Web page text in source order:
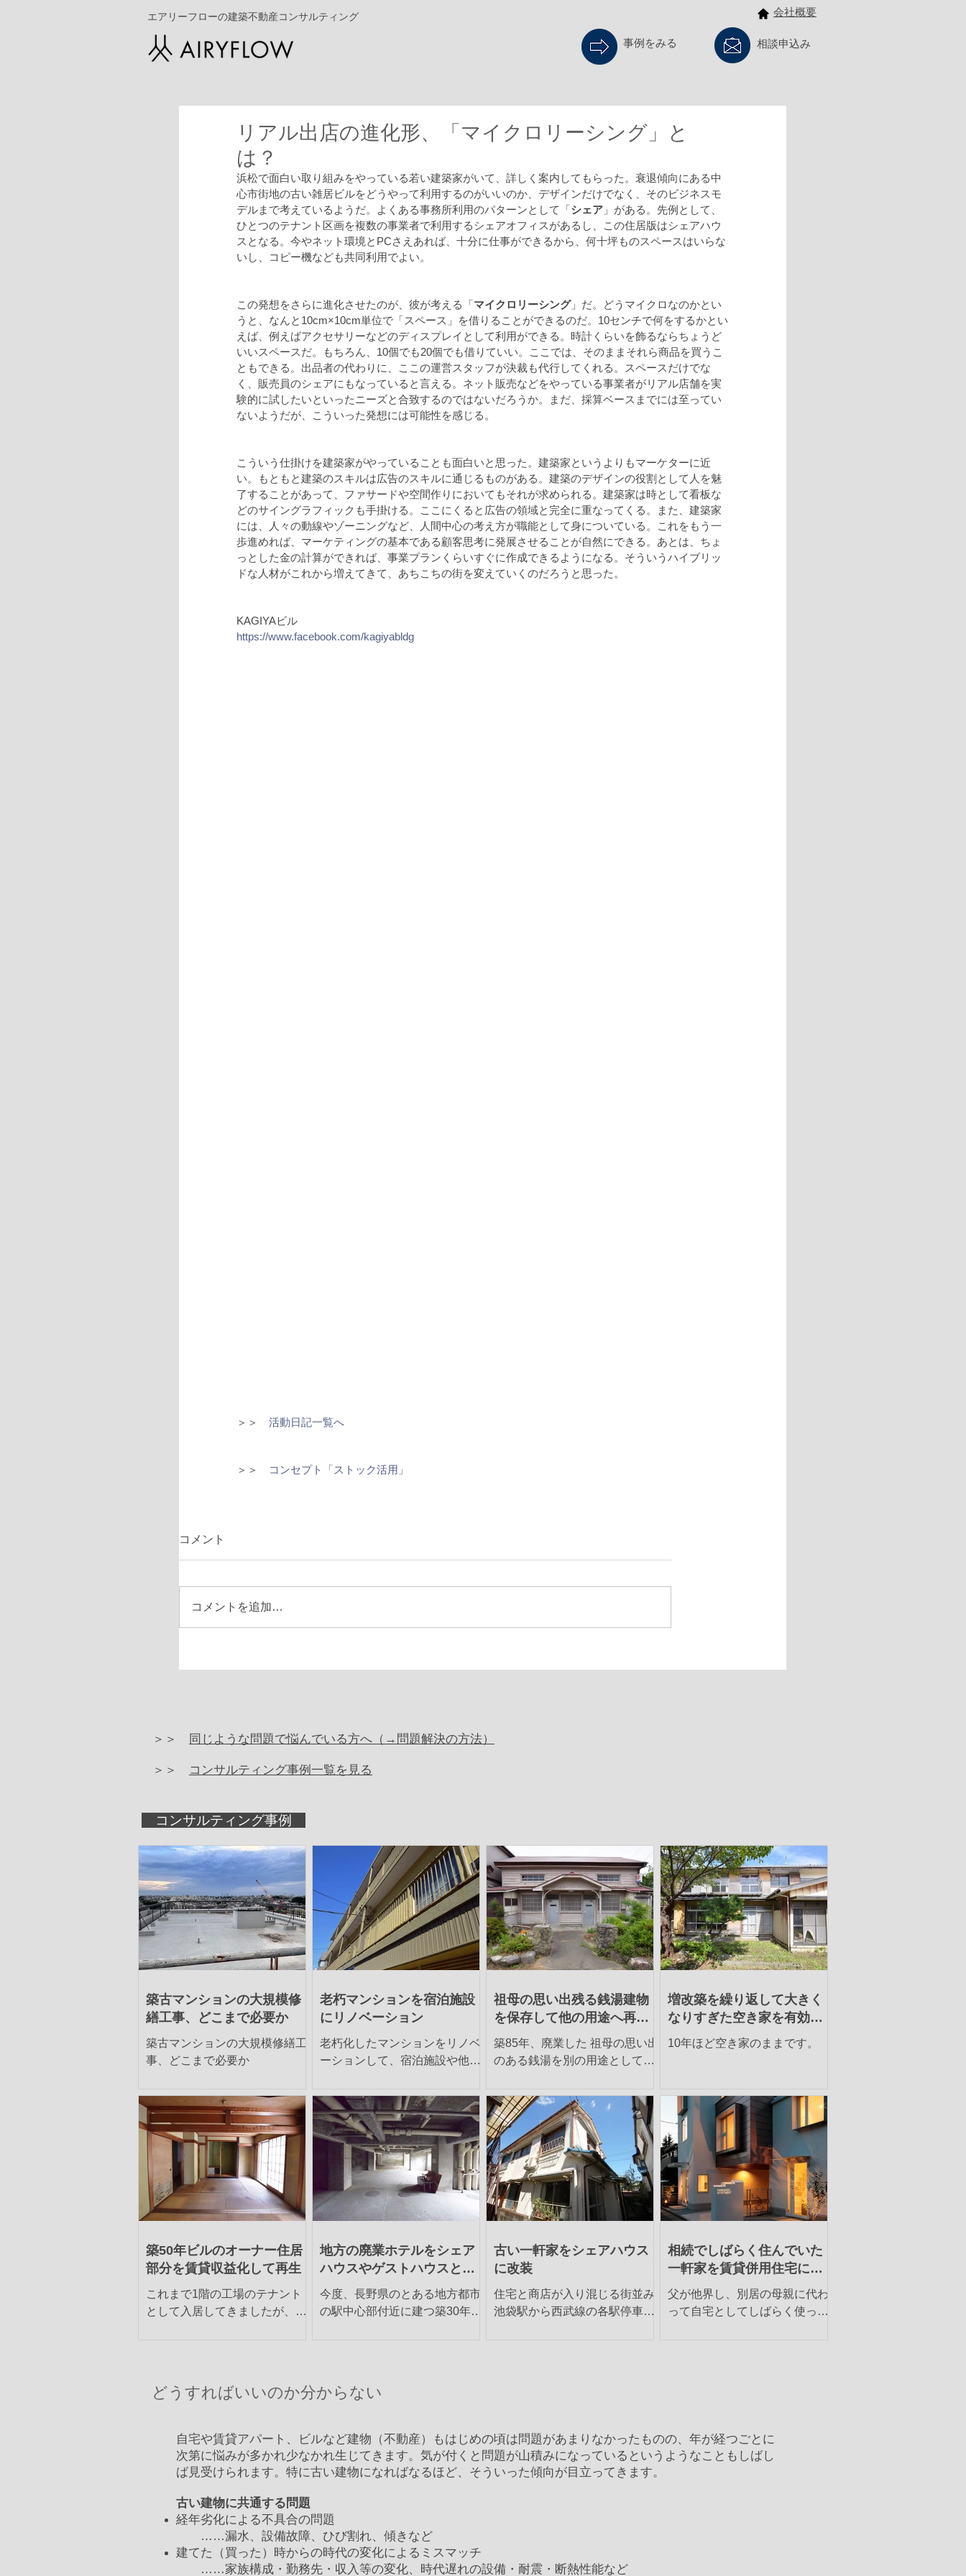
エアリーフローの建築不動産コンサルティング 会社概要
事例をみる 相談申込み
リアル出店の進化形、「マイクロリーシング」と
は？
浜松で面白い取り組みをやっている若い建築家がいて、詳しく案内してもらった。衰退傾向にある中
心市街地の古い雑居ビルをどうやって利用するのがいいのか、デザインだけでなく、そのビジネスモ
デルまで考えているようだ。よくある事務所利用のパターンとして「シェア 」がある。先例として、
ひとつのテナント区画を複数の事業者で利用するシェアオフィスがあるし、この住居版はシェアハウ
スとなる。今やネット環境とPCさえあれば、十分に仕事ができるから、何十坪ものスペースはいらな
いし、コピー機なども共同利用でよい。
この発想をさらに進化させたのが、彼が考える「マイクロリーシング」だ。どうマイクロなのかとい
うと、なんと10cm×10cm単位で「スペース」を借りることができるのだ。10センチで何をするかとい
えば、例えばアクセサリーなどのディスプレイとして利用ができる。時計くらいを飾るならちょうど
いいスペースだ。もちろん、10個でも20個でも借りていい。ここでは、そのままそれら商品を買うこ
ともできる。出品者の代わりに、ここの運営スタッフが決裁も代行してくれる。スペースだけでな
く、販売員のシェアにもなっていると言える。ネット販売などをやっている事業者がリアル店舗を実
験的に試したいといったニーズと合致するのではないだろうか。まだ、採算ベースまでには至ってい
ないようだが、こういった発想には可能性を感じる。
こういう仕掛けを建築家がやっていることも面白いと思った。建築家というよりもマーケターに近
い。もともと建築のスキルは広告のスキルに通じるものがある。建築のデザインの役割として人を魅
了することがあって、ファサードや空間作りにおいてもそれが求められる。建築家は時として看板な
どのサイングラフィックも手掛ける。ここにくると広告の領域と完全に重なってくる。また、建築家
には、人々の動線やゾーニングなど、人間中心の考え方が職能として身についている。これをもう一
歩進めれば、マーケティングの基本である顧客思考に発展させることが自然にできる。あとは、ちょ
っとした金の計算ができれば、事業プランくらいすぐに作成できるようになる。そういうハイブリッ
ドな人材がこれから増えてきて、あちこちの街を変えていくのだろうと思った。
KAGIYAビル
https://www.facebook.com/kagiyabldg
＞＞ 活動日記一覧へ
＞＞ コンセプト「ストック活用」
コメント
コメントを追加…
＞＞ 同じような問題で悩んでいる方へ（→問題解決の方法）
＞＞ コンサルティング事例一覧を見る
コンサルティング事例
築古マンションの大規模修
繕工事、どこまで必要か
築古マンションの大規模修繕工
事、どこまで必要か
老朽マンションを宿泊施設
にリノベーション
老朽化したマンションをリノベ
ーションして、宿泊施設や他の
ついてご相談を頂きました。
【物件概要】 場所：千葉県市川
市八幡 土地：280.05㎡ 建物：
534.82㎡ 構造：鉄筋コンクリー
ト造、階建、築46年年 用途：賃
貸住宅 現況：居住中
祖母の思い出残る銭湯建物
を保存して他の用途へ再利
用
築85年、廃業した 祖母の思い出
のある銭湯を別の用途として利
益面・運営方法含めて専門家の
知恵をお借りしたい。 【物件概
要】 場所：福岡県福岡市東区 土
地：375.76㎡ 建物：167.59㎡
構造：木造平屋建、築85年 ...
増改築を繰り返して大きく
なりすぎた空き家を有効活
用か売却か検討
10年ほど空き家のままです。
築50年ビルのオーナー住居
部分を賃貸収益化して再生
これまで1階の工場のテナント
として入居してきましたが、家
経営の安定を優先し、決断しま
分は、元家主が住居として使用
してきており、現在は空...
地方の廃業ホテルをシェア
ハウスやゲストハウスとし
て再生
今度、長野県のとある地方都市
の駅中心部付近に建つ築30年を
していて、まずそのまま使える
るにはどのくらい費用がかかる
のかアドバイスをいた...
古い一軒家をシェアハウス
に改装
住宅と商店が入り混じる街並み
池袋駅から西武線の各駅停車で
ばこ屋や寿司屋、銭湯、中華料
理店、町工場など...
相続でしばらく住んでいた
一軒家を賃貸併用住宅に建
替え
父が他界し、別居の母親に代わ
って自宅としてしばらく使って
日常の集団生活に問題がない人
に使ってもらうのだ。し...
どうすればいいのか分からない
自宅や賃貸アパート、ビルなど建物（不動産）もはじめの頃は問題があまりなかったものの、年が経つごとに
次第に悩みが多かれ少なかれ生じてきます。気が付くと問題が山積みになっているというようなこともしばし
ば見受けられます。特に古い建物になればなるほど、そういった傾向が目立ってきます。
古い建物に共通する問題
経年劣化による不具合の問題
……漏水、設備故障、ひび割れ、傾きなど
建てた（買った）時からの時代の変化によるミスマッチ
……家族構成・勤務先・収入等の変化、時代遅れの設備・耐震・断熱性能など